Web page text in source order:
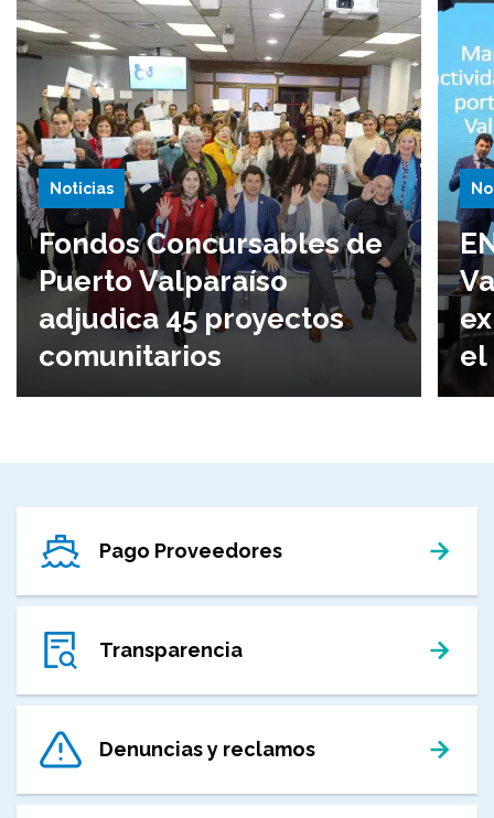
Noticias
Fondos Concursables de
Puerto Valparaíso
adjudica 45 proyectos
comunitarios
el
Pago Proveedores
Transparencia
Denuncias y reclamos